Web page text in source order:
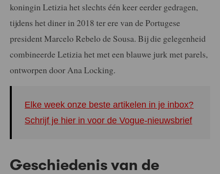
koningin Letizia het slechts één keer eerder gedragen,
tijdens het diner in 2018 ter ere van de Portugese
president Marcelo Rebelo de Sousa. Bij die gelegenheid
combineerde Letizia het met een blauwe jurk met parels,
ontworpen door Ana Locking.
Elke week onze beste artikelen in je inbox?
Schrijf je hier in voor de Vogue-nieuwsbrief
Geschiedenis van de